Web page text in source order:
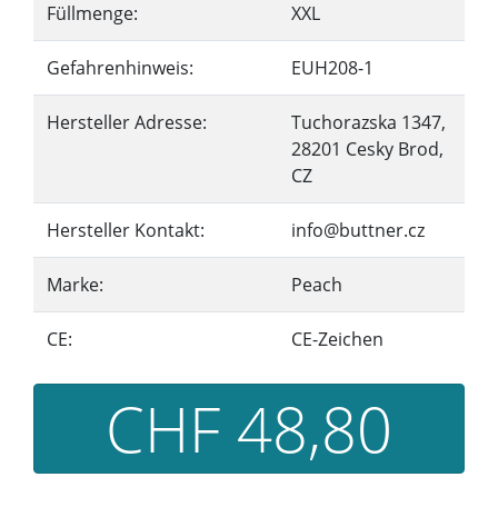
Füllmenge: XXL
Gefahrenhinweis: EUH208-1
Hersteller Adresse:
Tuchorazska 1347,
28201 Cesky Brod,
CZ
Hersteller Kontakt: info@buttner.cz
Marke: Peach
CE: CE-Zeichen
CHF 48,80